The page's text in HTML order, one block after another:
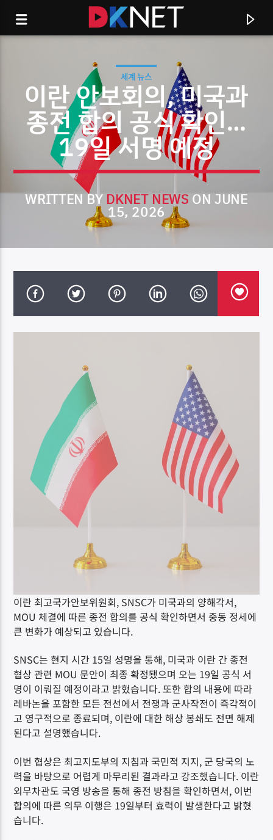
TITLE
세계 뉴스
이란 안보회의, 미국과
종전 합의 공식 확인…
19일 서명 예정
WRITTEN BY DKNET NEWS ON JUNE
15, 2026
이란 최고국가안보위원회, SNSC가 미국과의 양해각서,
MOU 체결에 따른 종전 합의를 공식 확인하면서 중동 정세에
큰 변화가 예상되고 있습니다.
SNSC는 현지 시간 15일 성명을 통해, 미국과 이란 간 종전
협상 관련 MOU 문안이 최종 확정됐으며 오는 19일 공식 서
명이 이뤄질 예정이라고 밝혔습니다. 또한 합의 내용에 따라
레바논을 포함한 모든 전선에서 전쟁과 군사작전이 즉각적이
고 영구적으로 종료되며, 이란에 대한 해상 봉쇄도 전면 해제
된다고 설명했습니다.
이번 협상은 최고지도부의 지침과 국민적 지지, 군 당국의 노
력을 바탕으로 어렵게 마무리된 결과라고 강조했습니다. 이란
외무차관도 국영 방송을 통해 종전 방침을 확인하면서, 이번
합의에 따른 의무 이행은 19일부터 효력이 발생한다고 밝혔
습니다.